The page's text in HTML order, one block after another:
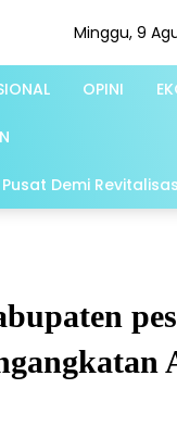
Minggu, 9
OPINI
Demi